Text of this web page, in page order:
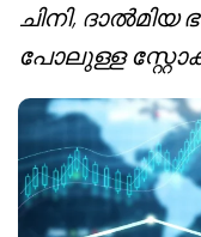
ചിനി,
പോലുള്ള